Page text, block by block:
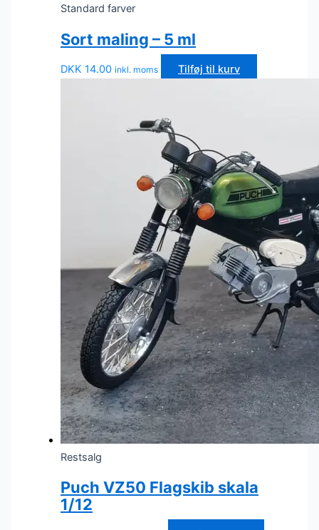
Standard farver
Sort maling – 5 ml
DKK14.00 inkl. moms Tilføj til kurv
Restsalg
Puch VZ50 Flagskib skala
1/12